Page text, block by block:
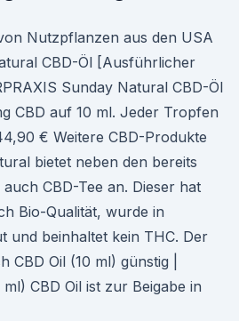
Nutzpflanzen aus den USA
CBD-Öl [Ausführlicher
Sunday Natural CBD-Öl
CBD auf 10 ml. Jeder Tropfen
€ Weitere CBD-Produkte
bietet neben den bereits
CBD-Tee an. Dieser hat
Bio-Qualität, wurde in
und beinhaltet kein THC. Der
CBD Oil (10 ml) günstig |
ml) CBD Oil ist zur Beigabe in